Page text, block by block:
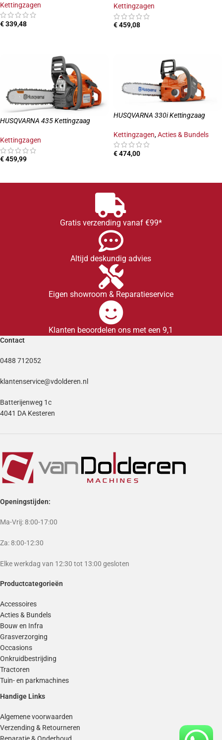
Kettingzagen
€339,48
Kettingzagen
€459,08
HUSQVARNA 435 Kettingzaag
Kettingzagen
€459,99
HUSQVARNA 330i Kettingzaag
Kettingzagen,Acties & Bundels
€474,00
Gratis verzending vanaf €99*
Altijd deskundig advies
Eigen showroom & Reparatieservice
Klanten beoordelen ons met een 9,1
Contact
0488 712052
klantenservice@vdolderen.nl
Batterijenweg 1c
4041 DA Kesteren
Openingstijden:
Ma-Vrij: 8:00-17:00
Za: 8:00-12:30
Elke werkdag van 12:30 tot 13:00 gesloten
Productcategorieën
Accessoires
Acties & Bundels
Bouw en Infra
Grasverzorging
Occasions
Onkruidbestrijding
Tractoren
Tuin- en parkmachines
Handige Links
Algemene voorwaarden
Verzending & Retourneren